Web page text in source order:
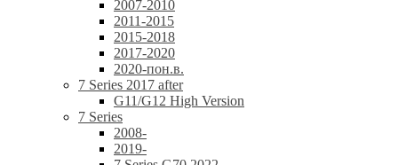
2007-2010
2011-2015
2015-2018
2017-2020
2020-пон.в.
7 Series 2017 after
G11/G12 High Version
7 Series
2008-
2019-